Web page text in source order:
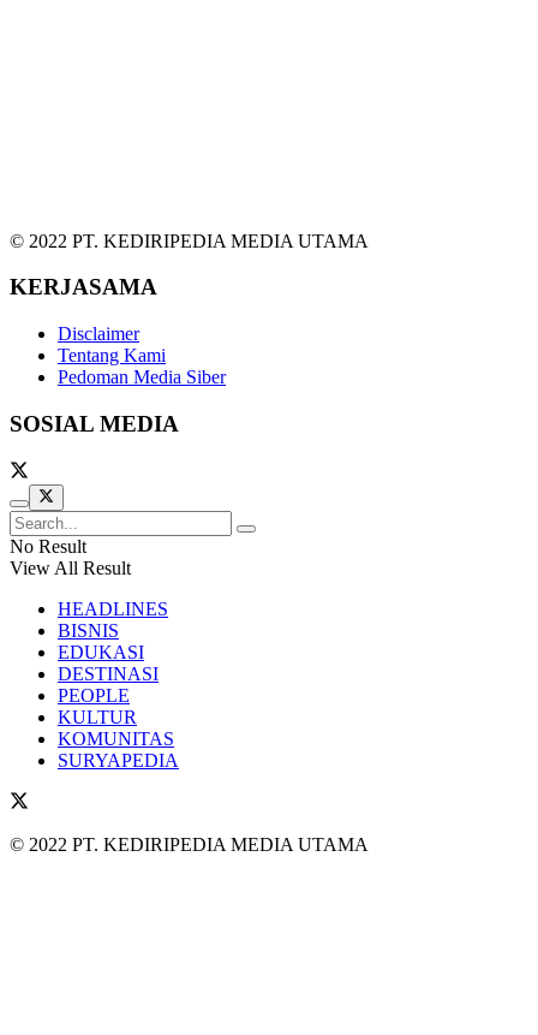
© 2022 PT. KEDIRIPEDIA MEDIA UTAMA
KERJASAMA
Disclaimer
Tentang Kami
Pedoman Media Siber
SOSIAL MEDIA
No Result
View All Result
HEADLINES
BISNIS
EDUKASI
DESTINASI
PEOPLE
KULTUR
KOMUNITAS
SURYAPEDIA
© 2022 PT. KEDIRIPEDIA MEDIA UTAMA